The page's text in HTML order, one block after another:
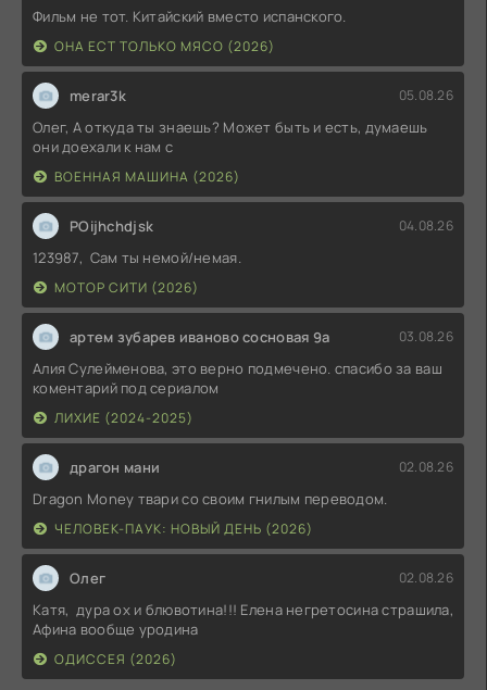
Фильм не тот. Китайский вместо испанского.
ОНА ЕСТ ТОЛЬКО МЯСО (2026)
merar3k 05.08.26
Олег, А откуда ты знаешь? Может быть и есть, думаешь
они доехали к нам с
ВОЕННАЯ МАШИНА (2026)
POijhchdjsk 04.08.26
123987, Сам ты немой/немая.
МОТОР СИТИ (2026)
артем зубарев иваново сосновая 9а 03.08.26
Алия Сулейменова, это верно подмечено. спасибо за ваш
коментарий под сериалом
ЛИХИЕ (2024-2025)
драгон мани 02.08.26
Dragon Money твари со своим гнилым переводом.
ЧЕЛОВЕК-ПАУК: НОВЫЙ ДЕНЬ (2026)
Олег 02.08.26
Катя, дура ох и блювотина!!! Елена негретосина страшила,
Афина вообще уродина
ОДИССЕЯ (2026)